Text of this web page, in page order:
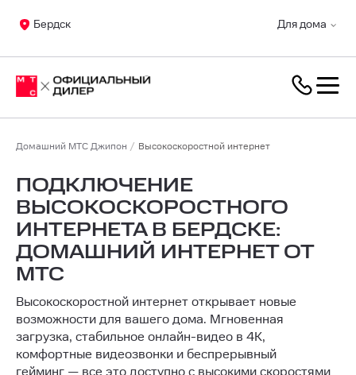
Для дома
Бердск
Домашний МТС Джипон Высокоскоростной интернет
ПОДКЛЮЧЕНИЕ
ВЫСОКОСКОРОСТНОГО
ИНТЕРНЕТА В БЕРДСКЕ:
ДОМАШНИЙ ИНТЕРНЕТ ОТ
МТС
Высокоскоростной интернет открывает новые
возможности для вашего дома. Мгновенная
загрузка, стабильное онлайн-видео в 4K,
комфортные видеозвонки и беспрерывный
гейминг — все это доступно с высокими скоростями